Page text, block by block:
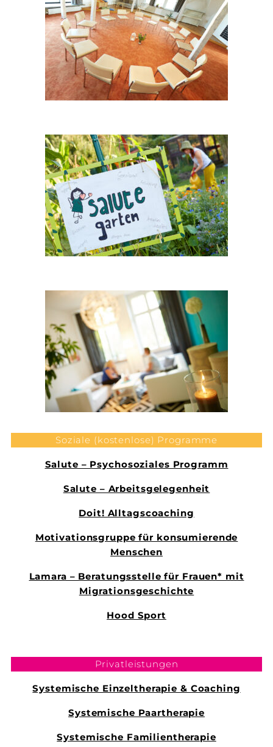
Soziale (kostenlose) Programme
Salute – Psychosoziales Programm
Salute – Arbeitsgelegenheit
Doit! Alltagscoaching
Motivationsgruppe für konsumierende
Menschen
Lamara – Beratungsstelle für Frauen* mit
Migrationsgeschichte
Hood Sport
Privatleistungen
Systemische Einzeltherapie & Coaching
Systemische Paartherapie
Systemische Familientherapie